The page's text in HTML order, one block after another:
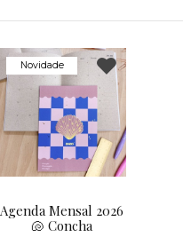
Novidade
Agenda Mensal 2026
🐚 Concha